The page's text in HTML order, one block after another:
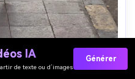
IA
de texte ou d’images
Générer